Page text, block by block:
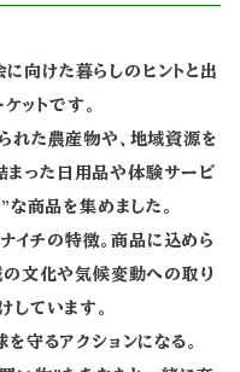
に向けた暮らしのヒントと出
ットです。
れた農産物や、地域資源を
まった日用品や体験サービ
商品を集めました。
イチの特徴。商品に込めら
の文化や気候変動への取り
しています。
守るアクションになる。